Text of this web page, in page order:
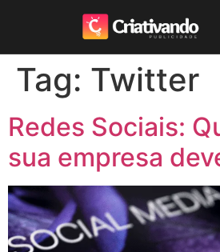
Tag: Twitter
Redes Sociais:
sua empresa